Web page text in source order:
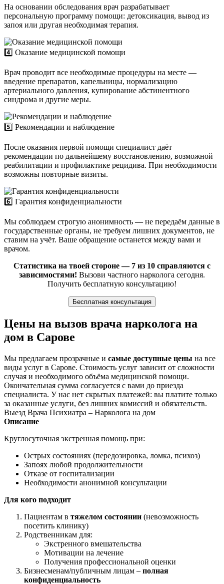
На основании обследования врач разрабатывает
персональную программу помощи: детоксикация, вывод из
запоя или другая необходимая терапия.
4️⃣ Оказание медицинской помощи
Врач проводит все необходимые процедуры на месте —
введение препаратов, капельницы, нормализацию
артериального давления, купирование абстинентного
синдрома и другие меры.
5️⃣ Рекомендации и наблюдение
После оказания первой помощи специалист даёт
рекомендации по дальнейшему восстановлению, возможной
реабилитации и профилактике рецидива. При необходимости
возможны повторные визиты.
6️⃣ Гарантия конфиденциальности
Мы соблюдаем строгую анонимность — не передаём данные в
государственные органы, не требуем лишних документов, не
ставим на учёт. Ваше обращение останется между вами и
врачом.
Статистика на твоей стороне — 7 из 10 справляются с
зависимостями! Вызови частного нарколога сегодня.
Получить бесплатную консультацию!
Бесплатная консультация
Цены на вызов врача нарколога на
дом в Сарове
Мы предлагаем прозрачные и самые доступные цены на все
виды услуг в Сарове. Стоимость услуг зависит от сложности
случая и необходимого объёма медицинской помощи.
Окончательная сумма согласуется с вами до приезда
специалиста. У нас нет скрытых платежей: вы платите только
за оказанные услуги, без лишних комиссий и обязательств.
Выезд Врача Психиатра – Нарколога на дом
Описание
Круглосуточная экстренная помощь при:
Острых состояниях (передозировка, ломка, психоз)
Запоях любой продолжительности
Отказе от госпитализации
Необходимости анонимной консультации
Для кого подходит
Пациентам в тяжелом состоянии (невозможность
посетить клинику)
Родственникам для:
Экстренного вмешательства
Мотивации на лечение
Получения профессиональной оценки
Бизнесменам/публичным лицам – полная
конфиденциальность